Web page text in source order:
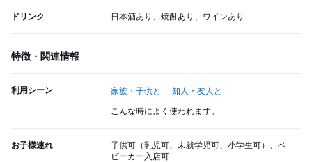
ドリンク 日本酒あり、焼酎あり、ワインあり
特徴・関連情報
利用シーン 家族・子供と 知人・友人と
こんな時によく使われます。
お子様連れ
子供可（乳児可、未就学児可、小学生可）、ベ
ビーカー入店可